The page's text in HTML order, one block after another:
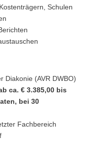
Schulen
Diakonie (AVR DWBO)
ca. € 3.385,00 bis
bei 30
Fachbereich